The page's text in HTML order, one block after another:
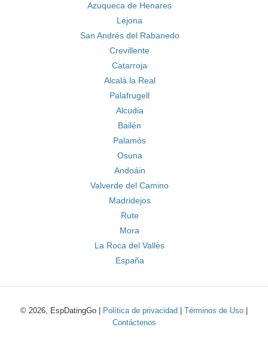
Azuqueca de Henares
Lejona
San Andrés del Rabanedo
Crevillente
Catarroja
Alcalá la Real
Palafrugell
Alcudia
Bailén
Palamós
Osuna
Andoáin
Valverde del Camino
Madridejos
Rute
Mora
La Roca del Vallès
España
© 2026, EspDatingGo | Política de privacidad Términos de Uso
Contáctenos